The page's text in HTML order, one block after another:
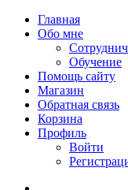
Главная
Обо мне
Обучение
Помощь сайту
Магазин
Обратная связь
Корзина
Профиль
Войти